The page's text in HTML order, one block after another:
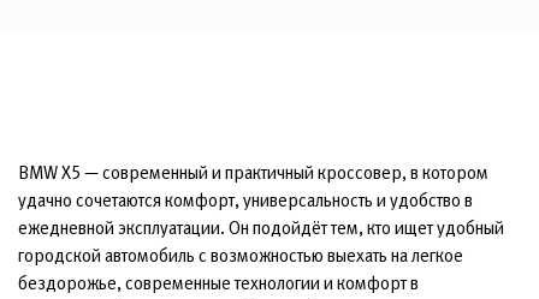
BMW X5 — современный и практичный кроссовер, в котором
удачно сочетаются комфорт, универсальность и удобство в
ежедневной эксплуатации. Он подойдёт тем, кто ищет удобный
городской автомобиль с возможностью выехать на легкое
бездорожье, современные технологии и комфорт в